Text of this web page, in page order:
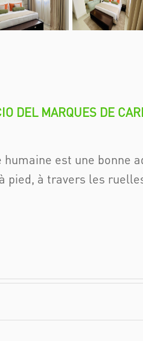
DEL MARQUES DE
est une bonne
pied, à travers les